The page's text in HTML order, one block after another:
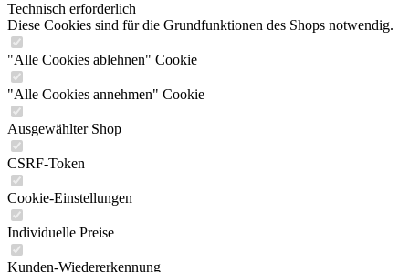
Technisch erforderlich
Diese Cookies sind für die Grundfunktionen des Shops notwendig.
"Alle Cookies ablehnen" Cookie
"Alle Cookies annehmen" Cookie
Ausgewählter Shop
CSRF-Token
Cookie-Einstellungen
Individuelle Preise
Kunden-Wiedererkennung